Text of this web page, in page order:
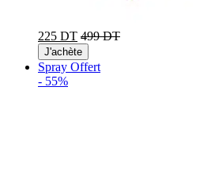
225 DT 499 DT
J'achète
Spray Offert
- 55%